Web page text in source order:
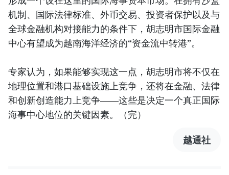
机制、国际法律标准、外币交易、投资者保护以及与
全球金融机构对接能力的条件下，胡志明市国际金融
中心有望成为越南海洋经济的“资金流中转港”。
专家认为，如果能够实现这一点，胡志明市将不仅在
地理位置和港口基础设施上竞争，还将在金融、法律
和创新创造能力上竞争——这些是决定一个真正国际
海事中心地位的关键因素。（完）
越通社